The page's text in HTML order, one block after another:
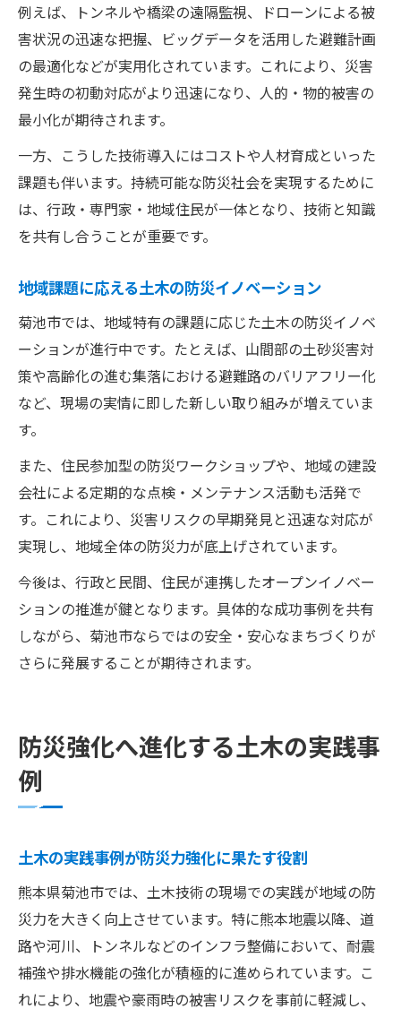
例えば、トンネルや橋梁の遠隔監視、ドローンによる被
害状況の迅速な把握、ビッグデータを活用した避難計画
の最適化などが実用化されています。これにより、災害
発生時の初動対応がより迅速になり、人的・物的被害の
最小化が期待されます。
一方、こうした技術導入にはコストや人材育成といった
課題も伴います。持続可能な防災社会を実現するために
は、行政・専門家・地域住民が一体となり、技術と知識
を共有し合うことが重要です。
地域課題に応える土木の防災イノベーション
菊池市では、地域特有の課題に応じた土木の防災イノベ
ーションが進行中です。たとえば、山間部の土砂災害対
策や高齢化の進む集落における避難路のバリアフリー化
など、現場の実情に即した新しい取り組みが増えていま
す。
また、住民参加型の防災ワークショップや、地域の建設
会社による定期的な点検・メンテナンス活動も活発で
す。これにより、災害リスクの早期発見と迅速な対応が
実現し、地域全体の防災力が底上げされています。
今後は、行政と民間、住民が連携したオープンイノベー
ションの推進が鍵となります。具体的な成功事例を共有
しながら、菊池市ならではの安全・安心なまちづくりが
さらに発展することが期待されます。
防災強化へ進化する土木の実践事
例
土木の実践事例が防災力強化に果たす役割
熊本県菊池市では、土木技術の現場での実践が地域の防
災力を大きく向上させています。特に熊本地震以降、道
路や河川、トンネルなどのインフラ整備において、耐震
補強や排水機能の強化が積極的に進められています。こ
れにより、地震や豪雨時の被害リスクを事前に軽減し、